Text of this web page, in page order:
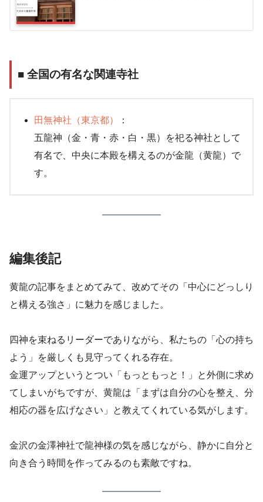
■ 全国の有名な関連寺社
田無神社（東京都）
：
五龍神（金・青・赤・白・黒）を祀る神社として
有名で、中央に本殿を構えるのが金龍（黄龍）で
す。
編集後記
黄龍の記事をまとめてみて、改めてその「中心にどっしり
と構える強さ」に魅力を感じました。
四神を束ねるリーダーでありながら、私たちの「心の持ち
よう」を厳しくも見守ってくれる存在。
金運アップというとつい「もっともっと！」と外側に求め
てしまいがちですが、黄龍は「まずは自分の心を整え、分
相応の器を広げなさい」と教えてくれている気がします。
金沢の金澤神社で龍神様の気を感じながら、静かに自分と
向き合う時間を作ってみるのも素敵ですね。